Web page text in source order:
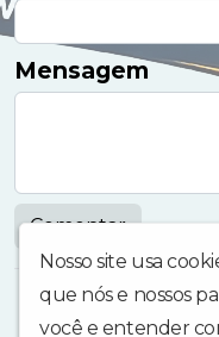
Mensagem
Comentar
Nosso site usa
que nós e nossos
você e entender